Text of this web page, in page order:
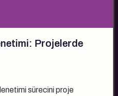
Projelerde
sürecini proje